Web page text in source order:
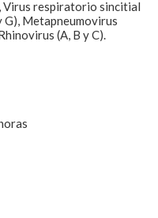
Virus respiratorio sincitial
G), Metapneumovirus
(A, B y C).